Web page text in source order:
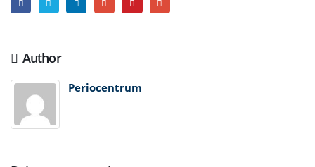
Author
Periocentrum